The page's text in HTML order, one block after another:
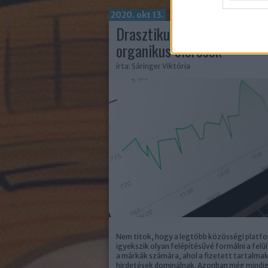
2020. okt 13.
Drasztikusan lecsökkentek
organikus elérések
írta: Sáringer Viktória
Nem titok, hogy a legtöbb közösségi
igyekszik olyan felépítésűvé formálni a
a márkák számára, ahol a fizetett
hirdetések dominálnak. Azonban még